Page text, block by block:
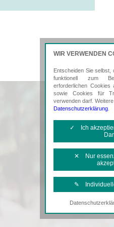
WIR VERWENDEN
Entscheiden Sie selbst,
funktionell zum
erforderlichen Cookies
sowie Cookies für
verwenden darf.
Datenschutzerklärung
✓ Ich
✕ Nur
✎
Notwendige
Diese Cookies